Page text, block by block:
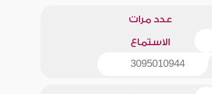
عدد مرات
الاستماع
3095010944